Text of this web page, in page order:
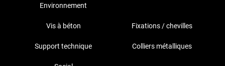
Environnement
Vis à béton Fixations / chevilles
Support technique Colliers métalliques